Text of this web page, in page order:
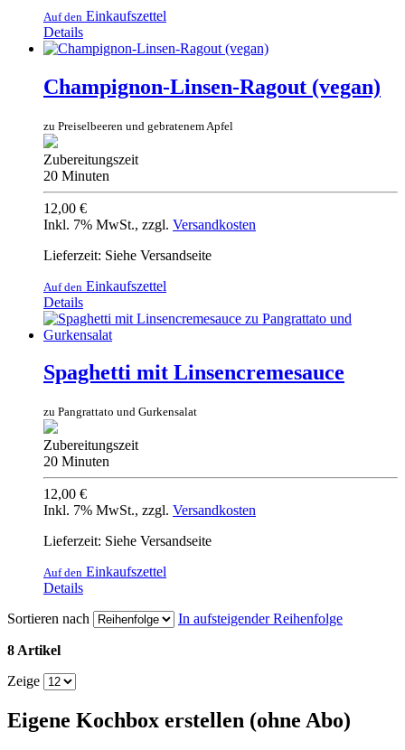
Auf den Einkaufszettel
Details
Champignon-Linsen-Ragout (vegan)
zu Preiselbeeren und gebratenem Apfel
Zubereitungszeit
20 Minuten
12,00 €
Inkl. 7% MwSt., zzgl. Versandkosten
Lieferzeit: Siehe Versandseite
Auf den Einkaufszettel
Details
Spaghetti mit Linsencremesauce
zu Pangrattato und Gurkensalat
Zubereitungszeit
20 Minuten
12,00 €
Inkl. 7% MwSt., zzgl. Versandkosten
Lieferzeit: Siehe Versandseite
Auf den Einkaufszettel
Details
Sortieren nach
In aufsteigender Reihenfolge
8 Artikel
Zeige
Eigene Kochbox erstellen (ohne Abo)